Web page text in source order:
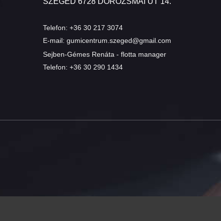
Telefon: +36 30 217 3074
E-mail: gumicentrum.szeged@gmail.com
Sejben-Gémes Renáta - flotta manager
Telefon: +36 30 290 1434